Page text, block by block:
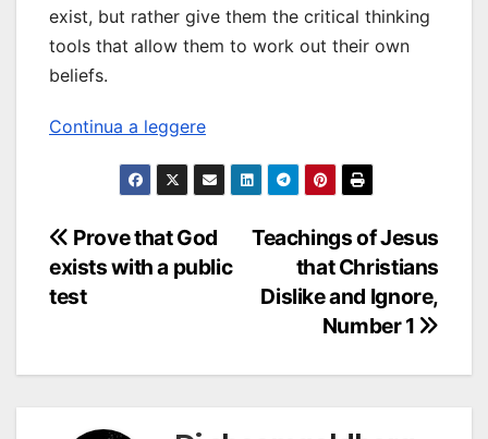
exist, but rather give them the critical thinking
tools that allow them to work out their own
beliefs.
Continua a leggere
Navigazione
articoli
Teachings of Jesus
that Christians
Dislike and Ignore,
Number 1
Prove that God
exists with a public
test